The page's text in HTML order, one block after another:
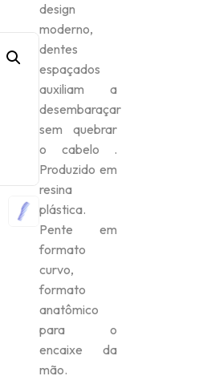
design
moderno,
dentes
espaçados
auxiliam a
desembaraçar
sem quebrar
o cabelo .
Produzido em
resina
plástica.
Pente em
formato
curvo,
formato
anatômico
para o
encaixe da
mão.